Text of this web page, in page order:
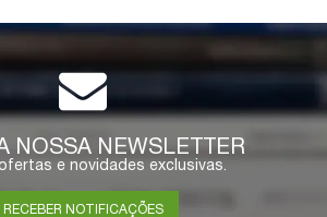
COMPRAR
NOSSA NEWSLETTER
e novidades exclusivas.
RECEBER NOTIFICAÇÕES